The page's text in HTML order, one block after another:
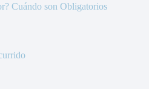
Cuándo son Obligatorios